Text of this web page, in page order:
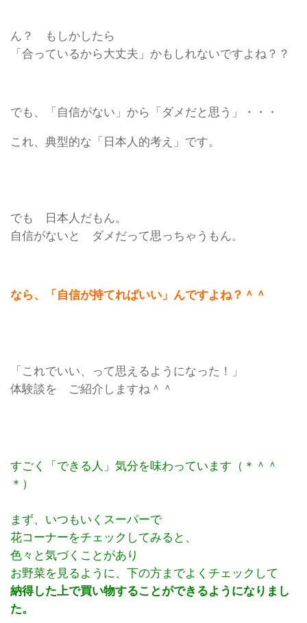
ん？ もしかしたら
「合っているから大丈夫」かもしれないですよね？？
でも、「自信がない」から「ダメだと思う」・・・
これ、典型的な「日本人的考え」です。
でも 日本人だもん。
自信がないと ダメだって思っちゃうもん。
なら、「自信が持てればいい」んですよね？＾＾
「これでいい、って思えるようになった！」
体験談を ご紹介しますね＾＾
すごく「できる人」気分を味わっています（＊＾＾
＊）
まず、いつもいくスーパーで
花コーナーをチェックしてみると、
色々と気づくことがあり
お野菜を見るように、下の方までよくチェックして
納得した上で買い物することができるようになりまし
た。